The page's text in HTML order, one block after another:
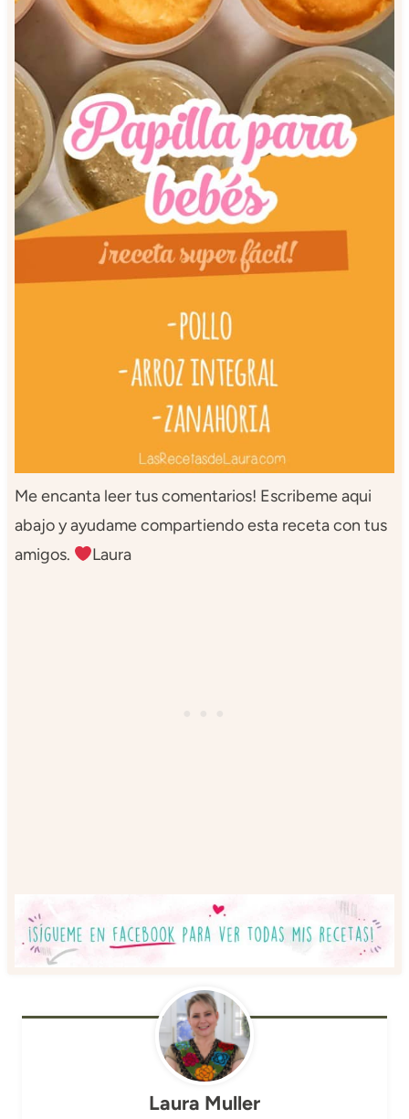
Me encanta leer tus comentarios! Escribeme aqui
abajo y ayudame compartiendo esta receta con tus
amigos.
Laura
Laura Muller